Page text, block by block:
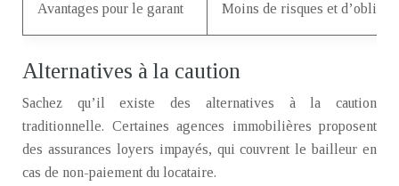
Avantages pour le garant Moins de risques et
Alternatives à la caution
Sachez qu’il existe des alternatives à la caution
traditionnelle. Certaines agences immobilières proposent
des assurances loyers impayés, qui couvrent le bailleur en
cas de non-paiement du locataire.